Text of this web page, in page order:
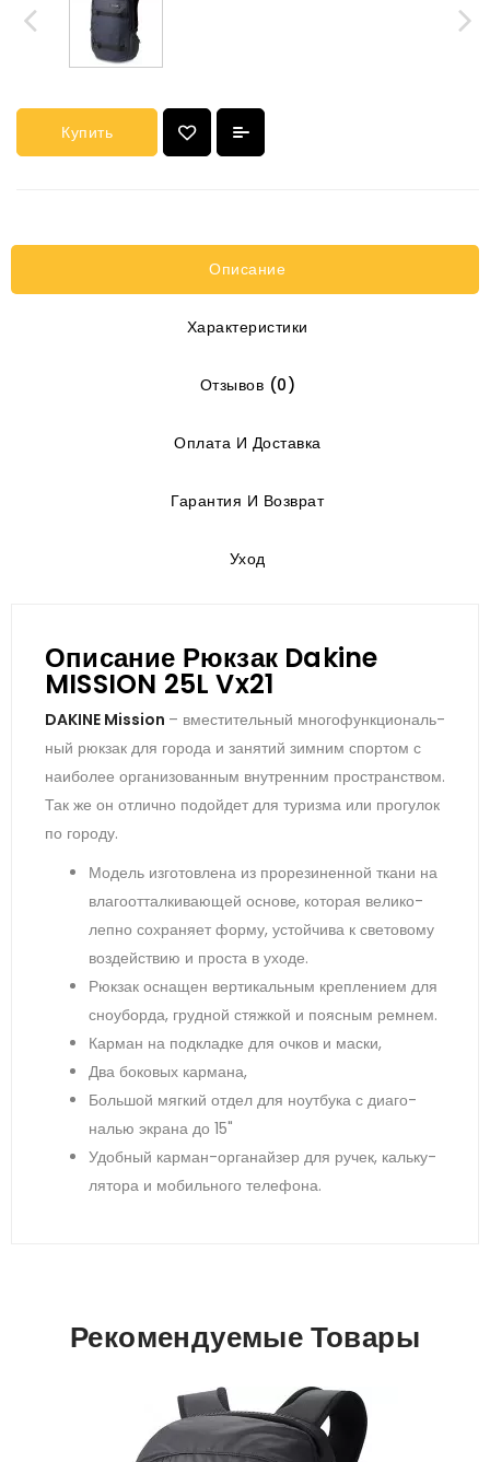
Купить
Описание
Характеристики
Отзывов (0)
Оплата И Доставка
Гарантия И Возврат
Уход
Описание Рюкзак Dakine
MISSION 25L Vx21
DAKINE Mission – вмес­ти­тель­ный мно­гофун­кци­ональ­
ный рюк­зак для го­рода и за­нятий зим­ним спор­том с
на­ибо­лее ор­га­низо­ван­ным внут­ренним прос­транс­твом.
Так же он от­лично по­дой­дет для ту­риз­ма или про­гулок
по го­роду.
Мо­дель из­го­тов­ле­на из про­рези­нен­ной тка­ни на
вла­го­от­талки­ва­ющей ос­но­ве, ко­торая ве­лико­
леп­но сох­ра­ня­ет фор­му, ус­той­чи­ва к све­тово­му
воз­дей­ствию и прос­та в ухо­де.
Рюк­зак ос­на­щен вер­ти­каль­ным креп­ле­ни­ем для
сно­убор­да, груд­ной стяж­кой и по­яс­ным рем­нем.
Кар­ма­н на под­клад­ке для оч­ков и мас­ки,
Два бо­ковых кар­ма­на,
Боль­шой мяг­кий от­де­л для но­ут­бу­ка с ди­аго­
налью эк­ра­на до 15"
Удоб­ный кар­ман-ор­га­най­зер для ру­чек, каль­ку­
лято­ра и мо­биль­но­го те­лефо­на.
Рекомендуемые Товары